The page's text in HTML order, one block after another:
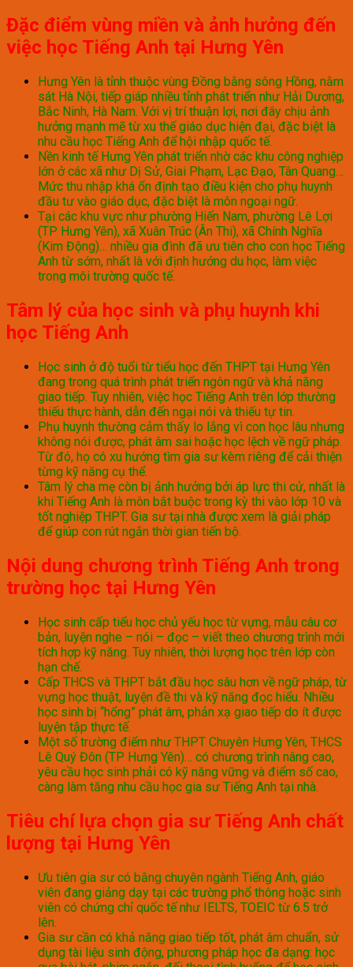
Đặc điểm vùng miền và ảnh hưởng đến
việc học Tiếng Anh tại Hưng Yên
Hưng Yên là tỉnh thuộc vùng Đồng bằng sông Hồng, nằm
sát Hà Nội, tiếp giáp nhiều tỉnh phát triển như Hải Dương,
Bắc Ninh, Hà Nam. Với vị trí thuận lợi, nơi đây chịu ảnh
hưởng mạnh mẽ từ xu thế giáo dục hiện đại, đặc biệt là
nhu cầu học Tiếng Anh để hội nhập quốc tế.
Nền kinh tế Hưng Yên phát triển nhờ các khu công nghiệp
lớn ở các xã như Dị Sử, Giai Phạm, Lạc Đạo, Tân Quang…
Mức thu nhập khá ổn định tạo điều kiện cho phụ huynh
đầu tư vào giáo dục, đặc biệt là môn ngoại ngữ.
Tại các khu vực như phường Hiến Nam, phường Lê Lợi
(TP Hưng Yên), xã Xuân Trúc (Ân Thi), xã Chính Nghĩa
(Kim Động)… nhiều gia đình đã ưu tiên cho con học Tiếng
Anh từ sớm, nhất là với định hướng du học, làm việc
trong môi trường quốc tế.
Tâm lý của học sinh và phụ huynh khi
học Tiếng Anh
Học sinh ở độ tuổi từ tiểu học đến THPT tại Hưng Yên
đang trong quá trình phát triển ngôn ngữ và khả năng
giao tiếp. Tuy nhiên, việc học Tiếng Anh trên lớp thường
thiếu thực hành, dẫn đến ngại nói và thiếu tự tin.
Phụ huynh thường cảm thấy lo lắng vì con học lâu nhưng
không nói được, phát âm sai hoặc học lệch về ngữ pháp.
Từ đó, họ có xu hướng tìm gia sư kèm riêng để cải thiện
từng kỹ năng cụ thể.
Tâm lý cha mẹ còn bị ảnh hưởng bởi áp lực thi cử, nhất là
khi Tiếng Anh là môn bắt buộc trong kỳ thi vào lớp 10 và
tốt nghiệp THPT. Gia sư tại nhà được xem là giải pháp
để giúp con rút ngắn thời gian tiến bộ.
Nội dung chương trình Tiếng Anh trong
trường học tại Hưng Yên
Học sinh cấp tiểu học chủ yếu học từ vựng, mẫu câu cơ
bản, luyện nghe – nói – đọc – viết theo chương trình mới
tích hợp kỹ năng. Tuy nhiên, thời lượng học trên lớp còn
hạn chế.
Cấp THCS và THPT bắt đầu học sâu hơn về ngữ pháp, từ
vựng học thuật, luyện đề thi và kỹ năng đọc hiểu. Nhiều
học sinh bị “hổng” phát âm, phản xạ giao tiếp do ít được
luyện tập thực tế.
Một số trường điểm như THPT Chuyên Hưng Yên, THCS
Lê Quý Đôn (TP Hưng Yên)… có chương trình nâng cao,
yêu cầu học sinh phải có kỹ năng vững và điểm số cao,
càng làm tăng nhu cầu học gia sư Tiếng Anh tại nhà.
Tiêu chí lựa chọn gia sư Tiếng Anh chất
lượng tại Hưng Yên
Ưu tiên gia sư có bằng chuyên ngành Tiếng Anh, giáo
viên đang giảng dạy tại các trường phổ thông hoặc sinh
viên có chứng chỉ quốc tế như IELTS, TOEIC từ 6.5 trở
lên.
Gia sư cần có khả năng giao tiếp tốt, phát âm chuẩn, sử
dụng tài liệu sinh động, phương pháp học đa dạng: học